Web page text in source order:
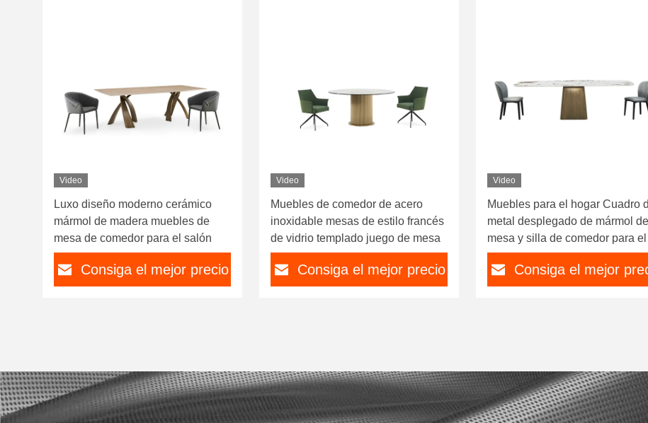
Video
Luxo diseño moderno cerámico
mármol de madera muebles de
mesa de comedor para el salón
Consiga el mejor precio
Video
Muebles de comedor de acero
inoxidable mesas de estilo francés
de vidrio templado juego de mesa
Consiga el mejor precio
Video
Muebles para el hogar Cuadro
metal desplegado de mármol de
mesa y silla de comedor para el
salón
Consiga el mejor